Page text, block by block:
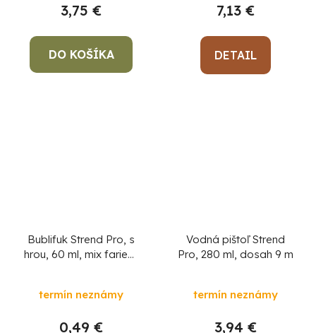
3,75 €
DO KOŠÍKA
7,13 €
DETAIL
Bublifuk Strend Pro, s
hrou, 60 ml, mix farieb,
termín neznámy
0,49 €
Vodná pištoľ Strend
Pro, 280 ml, dosah 9 m
termín neznámy
3,94 €